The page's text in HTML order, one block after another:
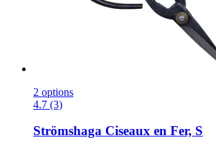
2 options
4.7 (3)
Strömshaga Ciseaux en Fer, S